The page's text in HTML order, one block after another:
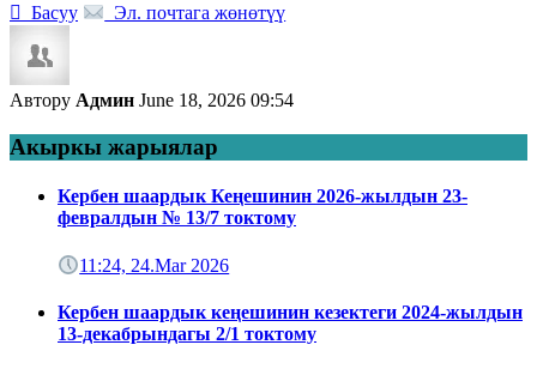
 Басуу Эл. почтага жөнөтүү
Автору Админ June 18, 2026 09:54
Акыркы жарыялар
Кербен шаардык Кеңешинин 2026-жылдын 23-
февралдын № 13/7 токтому
11:24, 24.Mar 2026
Кербен шаардык кеңешинин кезектеги 2024-жылдын
13-декабрындагы 2/1 токтому